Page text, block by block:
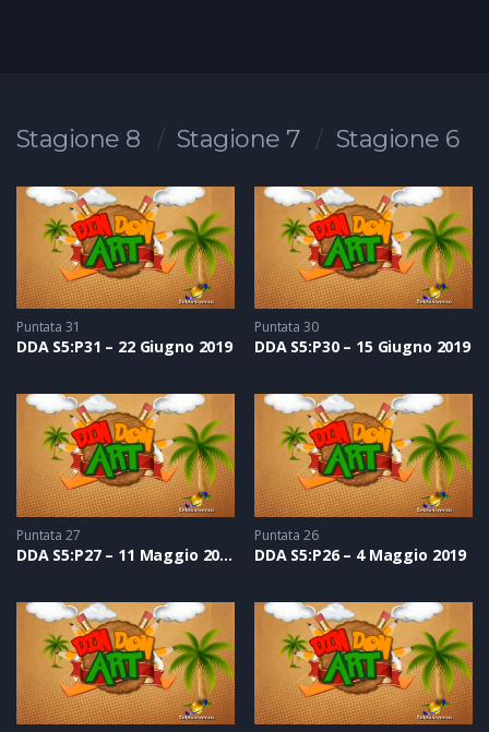
Stagione 8 Stagione 7 Stagione 6
Puntata 31
DDA S5:P31 – 22 Giugno 2019
Puntata 30
DDA S5:P30 – 15 Giugno 2019
Puntata 27
DDA S5:P27 – 11 Maggio 2019
Puntata 26
DDA S5:P26 – 4 Maggio 2019